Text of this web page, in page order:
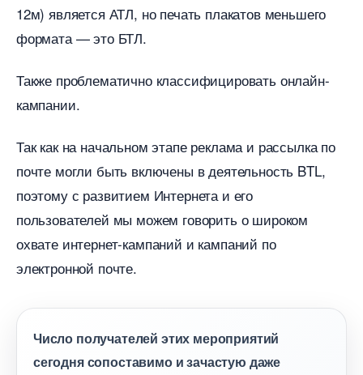
12м) является АТЛ, но печать плакатов меньшего
формата — это БТЛ.
Также проблематично классифицировать онлайн-
кампании.
Так как на начальном этапе реклама и рассылка по
почте могли быть включены в деятельность BTL,
поэтому с развитием Интернета и его
пользователей мы можем говорить о широком
охвате интернет-кампаний и кампаний по
электронной почте.
Число получателей этих мероприятий
сегодня сопоставимо и зачастую даже